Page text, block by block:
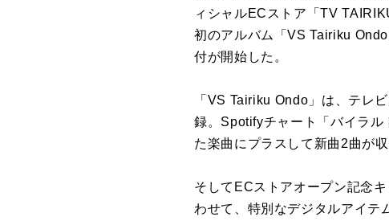
ィシャルECストア「TV
初のアルバム「VS Tairiku
付が開始した。
「VS Tairiku Ondo」は、テレ
録。Spotifyチャート「バイラル
た楽曲にプラスして新曲2曲が
そしてECストアオープン記念
わせて、特別なデジタルアイテ